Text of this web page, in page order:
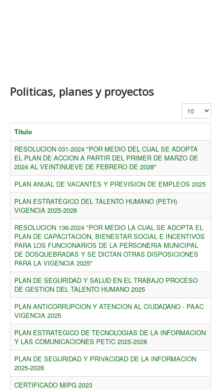
Politicas, planes y proyectos
Cantidad a
Título
RESOLUCION 031-2024 "POR MEDIO DEL CUAL SE ADOPTA
EL PLAN DE ACCION A PARTIR DEL PRIMER DE MARZO DE
2024 AL VEINTINUEVE DE FEBRERO DE 2028"
PLAN ANUAL DE VACANTES Y PREVISION DE EMPLEOS 2025
PLAN ESTRATEGICO DEL TALENTO HUMANO (PETH)
VIGENCIA 2025-2028
RESOLUCION 136-2024 "POR MEDIO LA CUAL SE ADOPTA EL
PLAN DE CAPACITACION, BIENESTAR SOCIAL E INCENTIVOS
PARA LOS FUNCIONARIOS DE LA PERSONERIA MUNICIPAL
DE DOSQUEBRADAS Y SE DICTAN OTRAS DISPOSICIONES
PARA LA VIGENCIA 2025"
PLAN DE SEGURIDAD Y SALUD EN EL TRABAJO PROCESO
DE GESTION DEL TALENTO HUMANO 2025
PLAN ANTICORRUPCION Y ATENCION AL CIUDADANO - PAAC
VIGENCIA 2025
PLAN ESTRATEGICO DE TECNOLOGIAS DE LA INFORMACION
Y LAS COMUNICACIONES PETIC 2025-2028
PLAN DE SEGURIDAD Y PRIVACIDAD DE LA INFORMACION
2025-2028
CERTIFICADO MIPG 2023